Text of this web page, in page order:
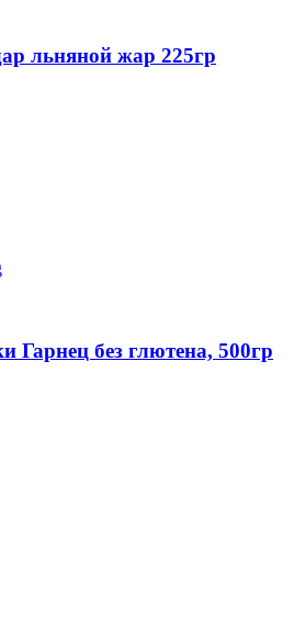
льняной жар 225гр
Гарнец без глютена, 500гр